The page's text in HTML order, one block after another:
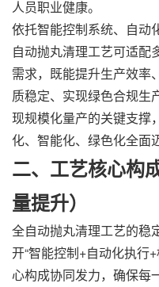
人员职业健康。
依托智能控制系统、自动
自动抛丸清理工艺可适配
需求，既能提升生产效率
质稳定、实现绿色合规生
现规模化量产的关键支撑
化、智能化、绿色化全面
二、工艺核心构
量提升）
全自动抛丸清理工艺的稳
开“智能控制+自动化执行
心构成协同发力，确保每